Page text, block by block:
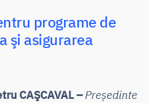
programe de
şi asigurarea
CAŞCAVAL –Președinte